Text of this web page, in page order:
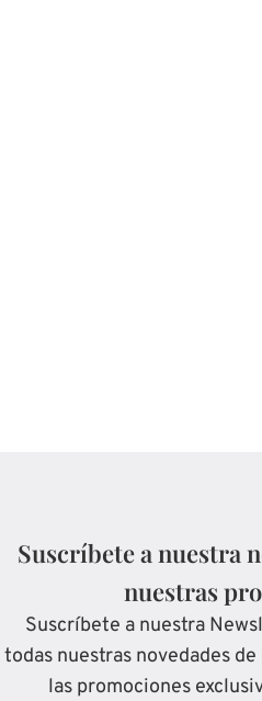
Suscríbete a nuestra
nuestras
Suscríbete a nuestra
todas nuestras novedades
las promociones